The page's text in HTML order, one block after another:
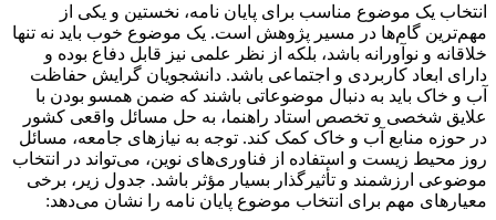
انتخاب یک موضوع مناسب برای پایان نامه، نخستین و یکی از
مهم‌ترین گام‌ها در مسیر پژوهش است. یک موضوع خوب باید نه تنها
خلاقانه و نوآورانه باشد، بلکه از نظر علمی نیز قابل دفاع بوده و
دارای ابعاد کاربردی و اجتماعی باشد. دانشجویان گرایش حفاظت
آب و خاک باید به دنبال موضوعاتی باشند که ضمن همسو بودن با
علایق شخصی و تخصص استاد راهنما، به حل مسائل واقعی کشور
در حوزه منابع آب و خاک کمک کند. توجه به نیازهای جامعه، مسائل
روز محیط زیست و استفاده از فناوری‌های نوین، می‌تواند در انتخاب
موضوعی ارزشمند و تأثیرگذار بسیار مؤثر باشد. جدول زیر، برخی
معیارهای مهم برای انتخاب موضوع پایان نامه را نشان می‌دهد: